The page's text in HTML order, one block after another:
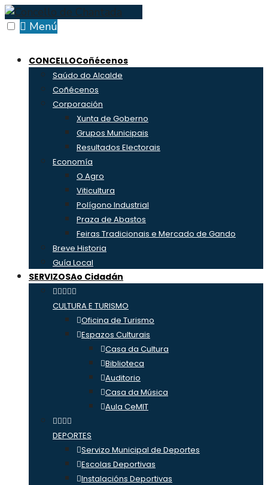
Skip
to
Menú
CONCELLOCoñécenos
Saúdo do Alcalde
Coñécenos
Corporación
Xunta de Goberno
Grupos Municipais
Resultados Electorais
Economía
O Agro
Viticultura
Polígono Industrial
Praza de Abastos
Feiras Tradicionais e Mercado de Gando
Breve Historia
Guía Local
SERVIZOSAo Cidadán
CULTURA E TURISMO
Oficina de Turismo
Espazos Culturais
Casa da Cultura
Biblioteca
Auditorio
Casa da Música
Aula CeMIT
DEPORTES
Servizo Municipal de Deportes
Escolas Deportivas
Instalacións Deportivas